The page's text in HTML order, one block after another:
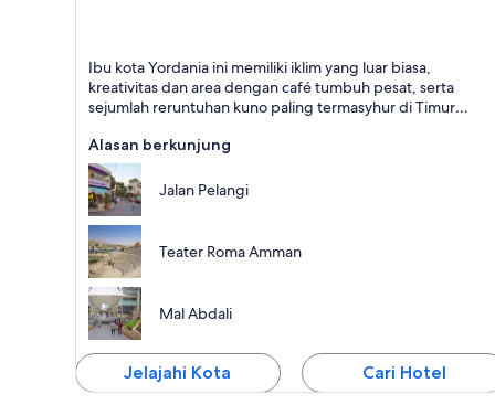
Terkenal dengan Belanja, Bersejarah, dan Laut
Ibu kota Yordania ini memiliki iklim yang luar biasa,
kreativitas dan area dengan café tumbuh pesat, serta
sejumlah reruntuhan kuno paling termasyhur di Timur
Alasan berkunjung
Jalan Pelangi
Teater Roma Amman
Mal Abdali
Jelajahi Kota Cari Hotel